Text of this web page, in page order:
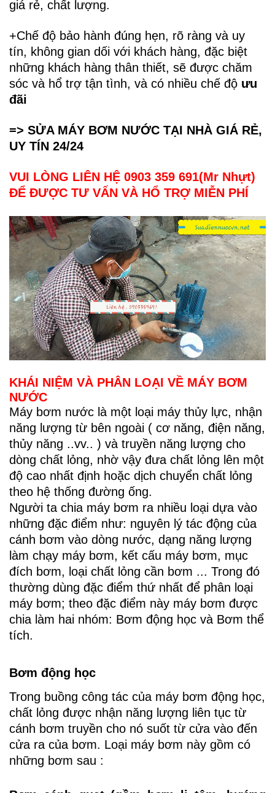
giá rẻ, chất lượng.
+Chế độ bảo hành đúng hẹn, rõ ràng và uy
tín, không gian dối với khách hàng, đặc biệt
những khách hàng thân thiết, sẽ được chăm
sóc và hổ trợ tận tình, và có nhiều chế độ ưu
đãi
=> SỬA MÁY BƠM NƯỚC TẠI NHÀ GIÁ RẺ,
UY TÍN 24/24
VUI LÒNG LIÊN HỆ 0903 359 691(Mr Nhựt)
ĐỂ ĐƯỢC TƯ VẤN VÀ HỔ TRỢ MIỄN PHÍ
KHÁI NIỆM VÀ PHÂN LOẠI VỀ MÁY BƠM
NƯỚC
Máy bơm nước là một loại máy thủy lực, nhận
năng lượng từ bên ngoài ( cơ năng, điện năng,
thủy năng ..vv.. ) và truyền năng lượng cho
dòng chất lỏng, nhờ vậy đưa chất lỏng lên một
độ cao nhất định hoặc dịch chuyển chất lỏng
theo hệ thống đường ống.
Người ta chia máy bơm ra nhiều loại dựa vào
những đặc điểm như: nguyên lý tác động của
cánh bơm vào dòng nước, dạng năng lượng
làm chạy máy bơm, kết cấu máy bơm, mục
đích bơm, loại chất lỏng cần bơm ... Trong đó
thường dùng đặc điểm thứ nhất để phân loại
máy bơm; theo đặc điểm này máy bơm được
chia làm hai nhóm: Bơm động học và Bơm thể
tích.
Bơm động học
Trong buồng công tác của máy bơm động học,
chất lỏng được nhận năng lượng liên tục từ
cánh bơm truyền cho nó suốt từ cửa vào đến
cửa ra của bơm. Loại máy bơm này gồm có
những bơm sau :